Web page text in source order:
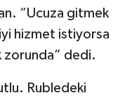
“Ucuza gitmek
hizmet istiyorsa
zorunda” dedi.
Rubledeki